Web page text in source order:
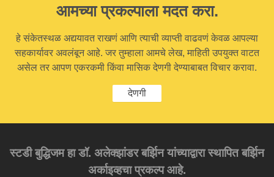
आमच्या प्रकल्पाला मदत करा.
हे संकेतस्थळ अद्ययावत राखणं आणि त्याची व्याप्ती वाढवणं केवळ आपल्या
सहकार्यावर अवलंबून आहे. जर तुम्हाला आमचे लेख, माहिती उपयुक्त वाटत
असेल तर आपण एकरकमी किंवा मासिक देणगी देण्याबाबत विचार करावा.
देणगी
स्टडी बुद्धिजम हा डॉ. अलेक्झांडर बर्झिन यांच्याद्वारा स्थापित बर्झिन
अर्काइव्हचा प्रकल्प आहे.